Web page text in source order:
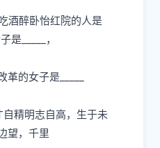
酒醉卧怡红院的⼈是
是 _____，
⾰的⼥⼦是
⾃精明志⾃⾼， ⽣于未
望，千⾥